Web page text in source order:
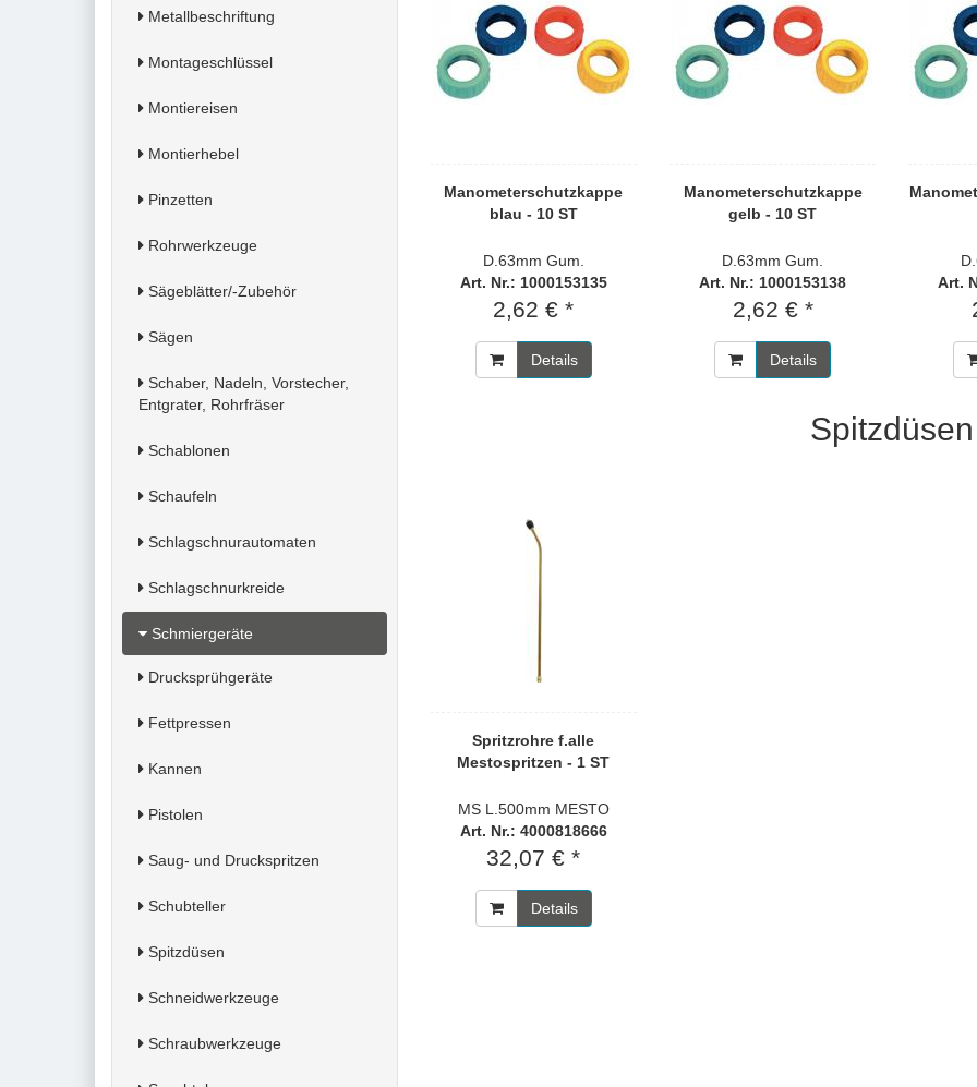
Metallbeschriftung
Montageschlüssel
Montiereisen
Montierhebel
Pinzetten
Rohrwerkzeuge
Sägeblätter/-Zubehör
Sägen
Schaber, Nadeln, Vorstecher,
Entgrater, Rohrfräser
Schablonen
Schaufeln
Schlagschnurautomaten
Schlagschnurkreide
Schmiergeräte
Drucksprühgeräte
Fettpressen
Kannen
Pistolen
Saug- und Druckspritzen
Schubteller
Spitzdüsen
Schneidwerkzeuge
Schraubwerkzeuge
Manometerschutzkappe
blau - 10 ST
D.63mm Gum.
Art. Nr.: 1000153135
2,62 € *
Details
Manometerschutzkappe
gelb - 10 ST
D.63mm Gum.
Art. Nr.: 1000153138
2,62 € *
Details
Art.
Spitzdüsen
Spritzrohre f.alle
Mestospritzen - 1 ST
MS L.500mm MESTO
Art. Nr.: 4000818666
32,07 € *
Details